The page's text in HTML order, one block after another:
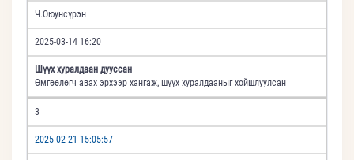
Ч.Оюунсүрэн
2025-03-14 16:20
Шүүх хуралдаан дууссан
Өмгөөлөгч авах эрхээр хангаж, шүүх хуралдааныг хойшлуулсан
3
2025-02-21 15:05:57